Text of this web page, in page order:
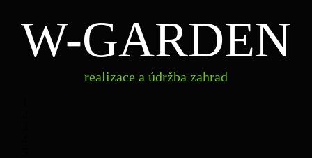
W-
GARDEN
realizace
a údržba
zahrad
W-GARDEN
realizace a údržba zahrad